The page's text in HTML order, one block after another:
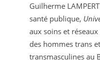
Guilherme
santé publique,
aux soins et
des hommes trans
transmasculines au